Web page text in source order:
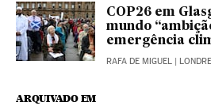
COP26 em
mundo
emergência
RAFA DE MIGUEL |
ARQUIVADO EM